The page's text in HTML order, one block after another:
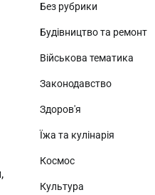
Без рубрики
Будівництво та ремонт
Військова тематика
Законодавство
Здоров'я
Їжа та кулінарія
Космос
Культура